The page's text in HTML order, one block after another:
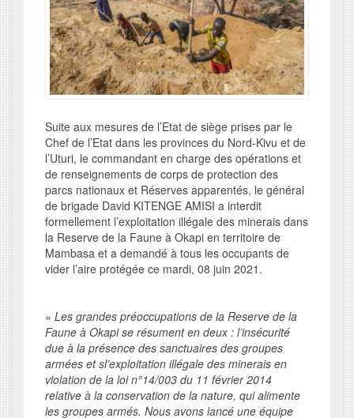
Suite aux mesures de l’Etat de siège prises par le
Chef de l’Etat dans les provinces du Nord-Kivu et de
l’Uturi, le commandant en charge des opérations et
de renseignements de corps de protection des
parcs nationaux et Réserves apparentés, le général
de brigade David KITENGE AMISI a interdit
formellement l’exploitation illégale des minerais dans
la Reserve de la Faune à Okapi en territoire de
Mambasa et a demandé à tous les occupants de
vider l’aire protégée ce mardi, 08 juin 2021.
« Les grandes préoccupations de la Reserve de la
Faune à Okapi se résument en deux : l’insécurité
due à la présence des sanctuaires des groupes
armées et sl’exploitation illégale des minerais en
violation de la loi n°14/003 du 11 février 2014
relative à la conservation de la nature, qui alimente
les groupes armés. Nous avons lancé une équipe